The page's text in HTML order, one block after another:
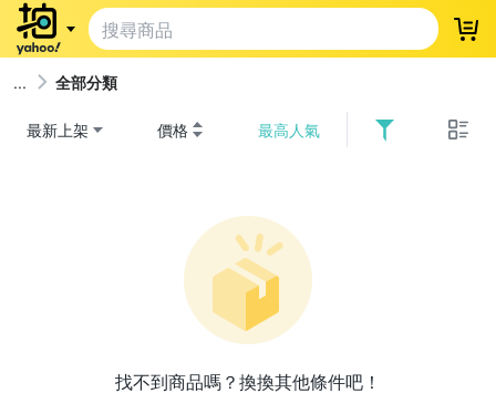
登
全部分類
最新上架 價格 最高人氣
找不到商品嗎？換換其他條件吧！